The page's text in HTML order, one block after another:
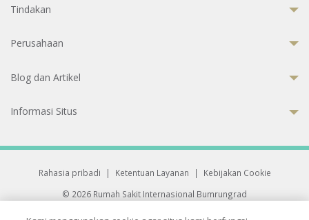
Tindakan
Perusahaan
Blog dan Artikel
Informasi Situs
Rahasia pribadi | Ketentuan Layanan |
Kebijakan Cookie
© 2026 Rumah Sakit Internasional Bumrungrad